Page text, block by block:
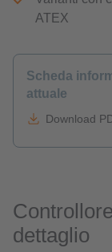
ATEX
Scheda
attuale
Download
dettaglio